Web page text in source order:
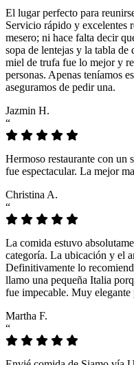
El lugar perfecto para
Servicio rápido y excelentes
mesero; ni hace falta decir
sopa de lentejas y la tabla de
miel de trufa fue lo mejor y
personas. Apenas teníamos
aseguramos de pedir una.
Jazmin H.
“
Hermoso restaurante con
fue espectacular. La mejor
Christina A.
“
La comida estuvo
categoría. La ubicación y el
Definitivamente lo
llamo una pequeña Italia
fue impecable. Muy elegante
Martha F.
“